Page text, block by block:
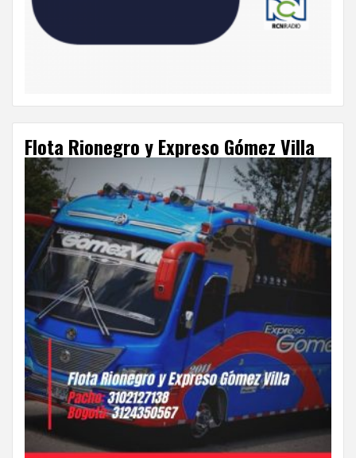
Flota Rionegro y Expreso Gómez Villa